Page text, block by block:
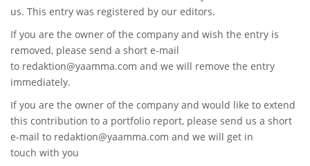
us. This entry was registered by our editors.
If you are the owner of the company and wish the entry is
removed, please send a short e-mail
to redaktion@yaamma.com and we will remove the entry
immediately.
If you are the owner of the company and would like to extend
this contribution to a portfolio report, please send us a short
e-mail to redaktion@yaamma.com and we will get in
touch with you